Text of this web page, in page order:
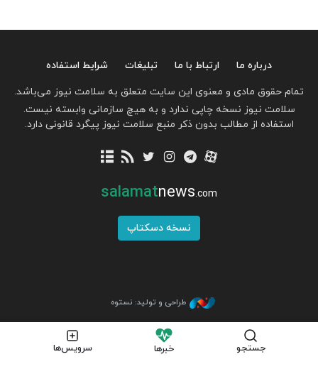
جستجو خبرها سرویس‌ها
درباره ما ارتباط با ما تبلیغات
شرایط استفاده
تمام حقوق مادی و معنوی این سایت متعلق به سلامت نیوز می‌باشد.
سلامت نیوز نسخه چاپی ندارد و به هیچ سازمانی وابسته نیست.
استفاده از مطالب بدون ذکر منبع سلامت نیوز پیگرد قانونی دارد.
salamatnews.com
نسخه دسکتاپ
طراحی و تولید: نستوه